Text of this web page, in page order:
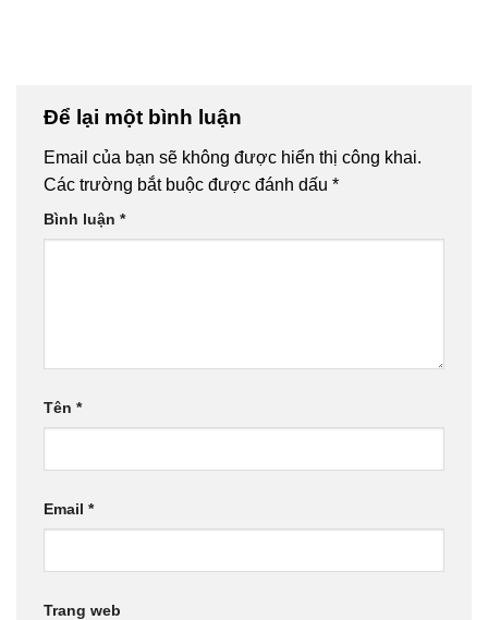
Để lại một bình luận
Email của bạn sẽ không được hiển thị công khai.
Các trường bắt buộc được đánh dấu *
Bình luận *
Tên *
Email *
Trang web